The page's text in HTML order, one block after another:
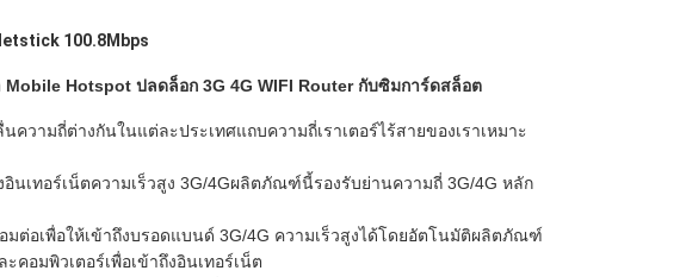
100.8Mbps
Hotspot ปลดล็อก 3G 4G WIFI Router กับซิมการ์ดสล็อต
วามถี่ต่างกันในแต่ละประเทศแถบความถี่เราเตอร์ไร้สายของเราเหมาะ
เทอร์เน็ตความเร็วสูง 3G/4Gผลิตภัณฑ์นี้รองรับย่านความถี่ 3G/4G หลัก
มต่อเพื่อให้เข้าถึงบรอดแบนด์ 3G/4G ความเร็วสูงได้โดยอัตโนมัติผลิตภัณฑ์
อมพิวเตอร์เพื่อเข้าถึงอินเทอร์เน็ต